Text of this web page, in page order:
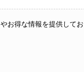
お得な情報を提供して